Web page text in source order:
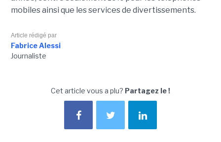
mobiles ainsi que les services de divertissements.
Article rédigé par
Fabrice Alessi
Journaliste
Cet article vous a plu? Partagez le !